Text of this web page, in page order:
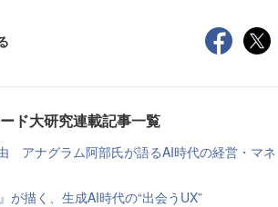
ド大研究連載記事一覧
アナグラム阿部氏が語るAI時代の経営・マネ
描く、生成AI時代の“出会うUX”